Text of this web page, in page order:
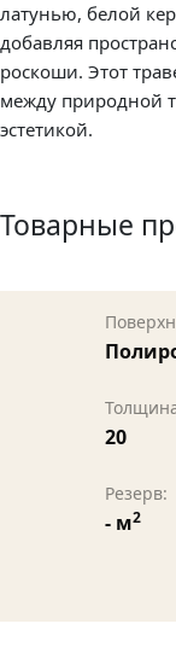
латунью, белой
добавляя
роскоши. Этот
между природной
эстетикой.
Товарные
20
Резерв:
- м2